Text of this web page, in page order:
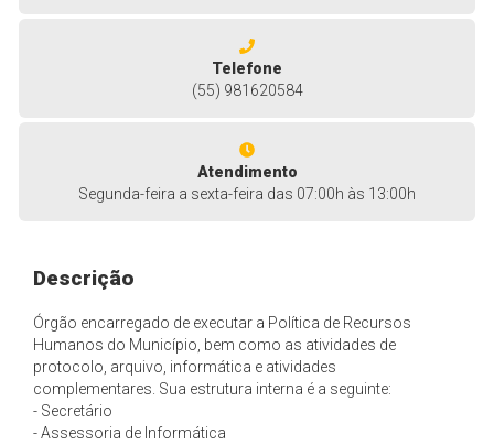
Telefone
(55) 981620584
Atendimento
Segunda-feira a sexta-feira das 07:00h às 13:00h
Descrição
Órgão encarregado de executar a Política de Recursos
Humanos do Município, bem como as atividades de
protocolo, arquivo, informática e atividades
complementares. Sua estrutura interna é a seguinte:
- Secretário
- Assessoria de Informática